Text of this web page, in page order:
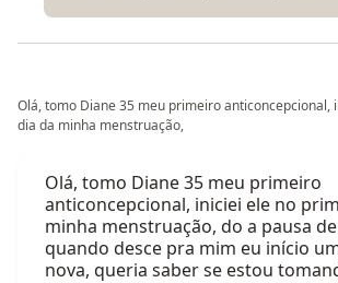
Olá, tomo Diane 35 meu primeiro anticoncepcional,
dia da minha menstruação,
Olá, tomo Diane 35 meu primeiro
anticoncepcional, iniciei ele no
minha menstruação, do a pausa
quando desce pra mim eu início
nova, queria saber se estou